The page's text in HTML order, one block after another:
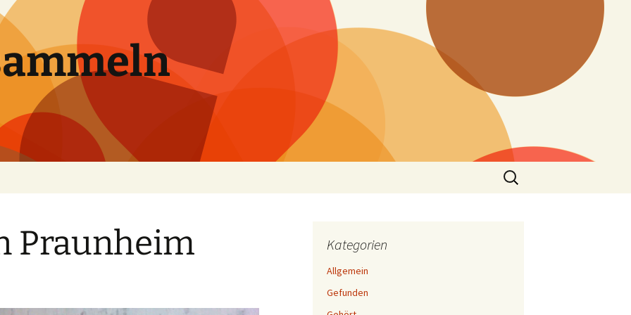
Suchen
nach:
Praunheim Kategorien
Allgemein
Gefunden